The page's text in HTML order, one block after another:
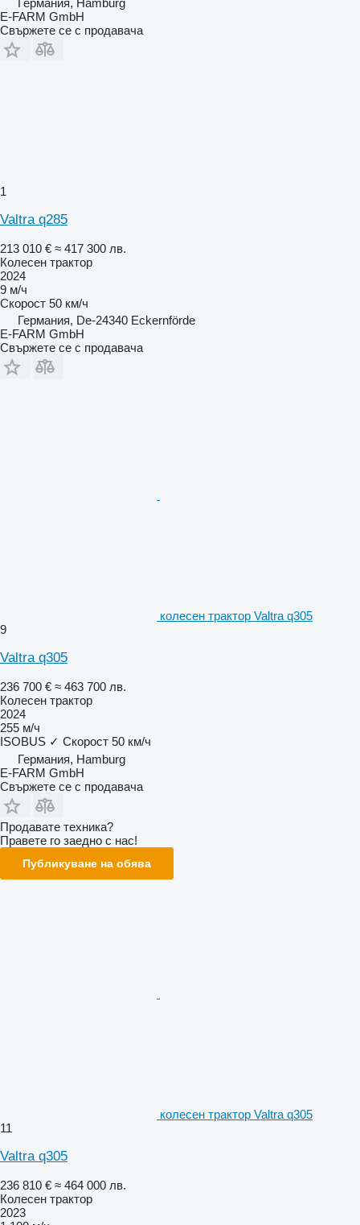
Германия, Hamburg
E-FARM GmbH
Свържете се с продавача
1
Valtra q285
213 010 € ≈ 417 300 лв.
Колесен трактор
2024
9 м/ч
Скорост 50 км/ч
Германия, De-24340 Eckernförde
E-FARM GmbH
Свържете се с продавача
колесен трактор Valtra q305
9
Valtra q305
236 700 € ≈ 463 700 лв.
Колесен трактор
2024
255 м/ч
ISOBUS ✓ Скорост 50 км/ч
Германия, Hamburg
E-FARM GmbH
Свържете се с продавача
Продавате техника?
Правете го заедно с нас!
Публикуване на обява
колесен трактор Valtra q305
11
Valtra q305
236 810 € ≈ 464 000 лв.
Колесен трактор
2023